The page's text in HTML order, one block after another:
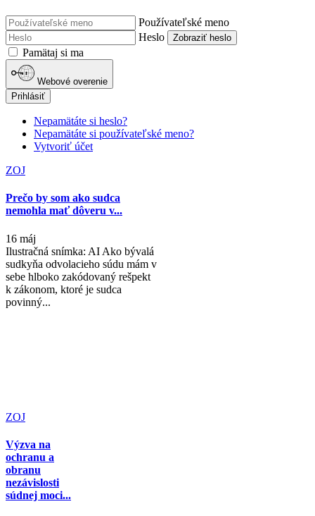
Používateľské meno
Heslo
Zobraziť heslo
Pamätaj si ma
Webové overenie
Prihlásiť
Nepamätáte si heslo?
Nepamätáte si používateľské meno?
Vytvoriť účet
ZOJ
Prečo by som ako sudca
nemohla mať dôveru v...
16 máj
Ilustračná snímka: AI Ako bývalá
sudkyňa odvolacieho súdu mám v
sebe hlboko zakódovaný rešpekt
k zákonom, ktoré je sudca
povinný...
ZOJ
Výzva na
ochranu a
obranu
nezávislosti
súdnej moci...